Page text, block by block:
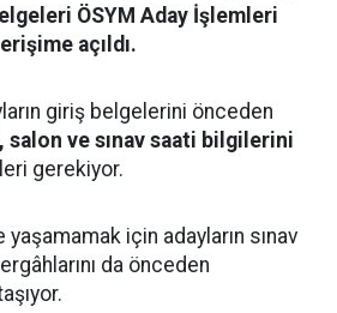
ÖSYM Aday İşlemleri
açıldı.
giriş belgelerini önceden
salon ve sınav saati bilgilerini
gerekiyor.
için adayların sınav
da önceden